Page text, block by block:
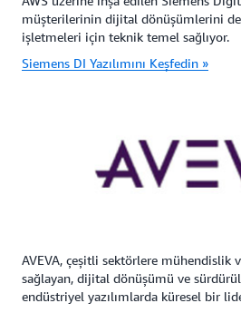
müşterilerinin dijital dönüşümlerini
işletmeleri için teknik temel sağlıyor.
Siemens DI Yazılımını Keşfedin »
AVEVA, çeşitli sektörlere mühendislik
sağlayan, dijital dönüşümü ve
endüstriyel yazılımlarda küresel bir